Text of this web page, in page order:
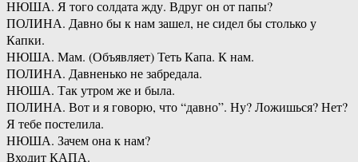
НЮША. Я того солдата жду. Вдруг он от папы?
ПОЛИНА. Давно бы к нам зашел, не сидел бы столько у
Капки.
НЮША. Мам. (Объявляет) Теть Капа. К нам.
ПОЛИНА. Давненько не забредала.
НЮША. Так утром же и была.
ПОЛИНА. Вот и я говорю, что “давно”. Ну? Ложишься? Нет?
Я тебе постелила.
НЮША. Зачем она к нам?
Входит КАПА.